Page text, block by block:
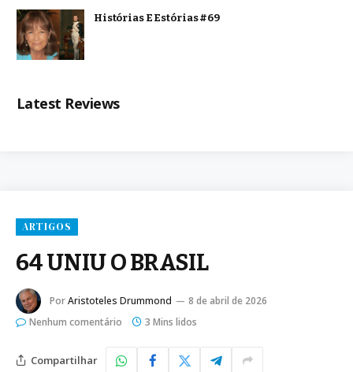
Histórias E Estórias #69
Latest Reviews
ARTIGOS
64 UNIU O BRASIL
PorAristoteles Drummond
8 de abril de 2026
Nenhum comentário
3 Mins lidos
Compartilhar